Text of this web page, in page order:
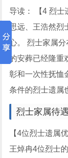
导读： 【4 烈士
思远、王浩然
心。 烈士家属
的安葬已经隆
彰和一次性抚恤
条件的烈士遗属
烈士家属待
【4位烈士遗属
王焯冉4位烈士